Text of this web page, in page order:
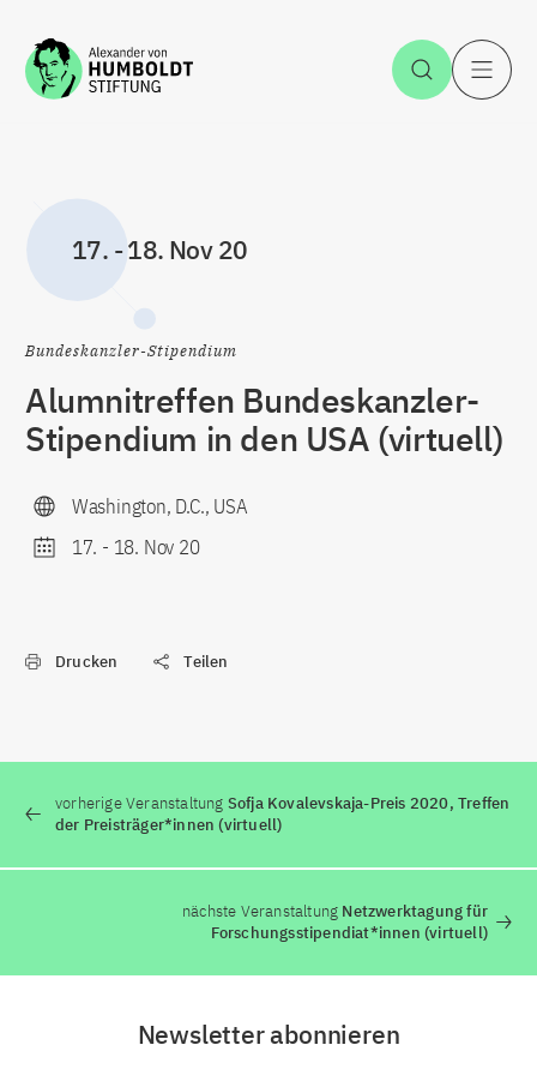
Zum Inhalt springen Suche
17. -18. Nov 20
Bundeskanzler-Stipendium
Alumnitreffen Bundeskanzler-
Stipendium in den USA (virtuell)
Washington, D.C., USA
17. - 18. Nov 20
Drucken Teilen
vorherige Veranstaltung Sofja Kovalevskaja-Preis 2020, Treffen
der Preisträger*innen (virtuell)
nächste Veranstaltung Netzwerktagung für
Forschungsstipendiat*innen (virtuell)
Newsletter abonnieren